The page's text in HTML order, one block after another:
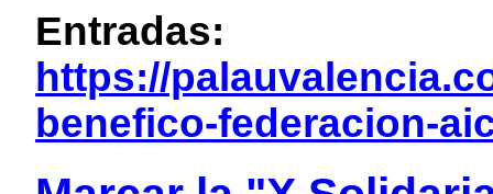
Entradas:
https://
benefico-federacion-